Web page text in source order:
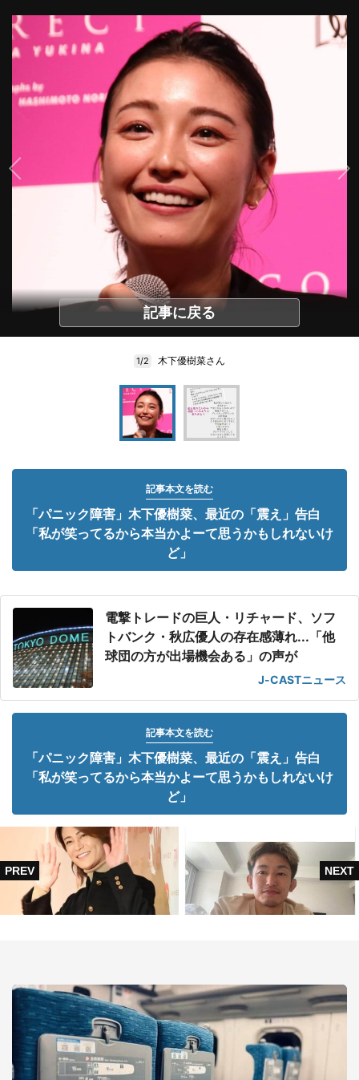
記事に戻る
1/2 木下優樹菜さん
記事本文を読む
「パニック障害」木下優樹菜、最近の「震え」告白
「私が笑ってるから本当かよーて思うかもしれないけ
ど」
電撃トレードの巨人・リチャード、ソフ
トバンク・秋広優人の存在感薄れ...「他
球団の方が出場機会ある」の声が
J-CASTニュース
記事本文を読む
「パニック障害」木下優樹菜、最近の「震え」告白
「私が笑ってるから本当かよーて思うかもしれないけ
ど」